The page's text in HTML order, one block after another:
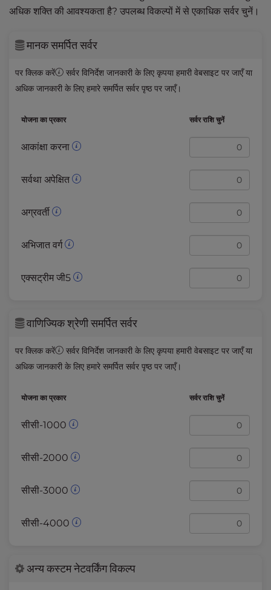
अधिक शक्ति की आवश्यकता है? उपलब्ध विकल्पों में से एकाधिक सर्वर चुनें।
मानक समर्पित सर्वर
पर क्लिक करें
सर्वर विनिर्देश जानकारी के लिए कृपया हमारी वेबसाइट पर जाएँ या
अधिक जानकारी के लिए हमारे समर्पित सर्वर पृष्ठ पर जाएँ।
योजना का प्रकार सर्वर राशि चुनें
आकांक्षा करना
सर्वथा अपेक्षित
अग्रवर्ती
अभिजात वर्ग
एक्सट्रीम जी5
वाणिज्यिक श्रेणी समर्पित सर्वर
पर क्लिक करें
सर्वर विनिर्देश जानकारी के लिए कृपया हमारी वेबसाइट पर जाएँ या
अधिक जानकारी के लिए हमारे समर्पित सर्वर पृष्ठ पर जाएँ।
योजना का प्रकार सर्वर राशि चुनें
सीसी-1000
सीसी-2000
सीसी-3000
सीसी-4000
अन्य कस्टम नेटवर्किंग विकल्प